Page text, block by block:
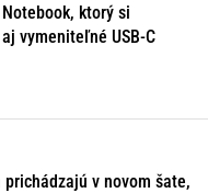
ktorý si
vymeniteľné USB-C
v novom šate,